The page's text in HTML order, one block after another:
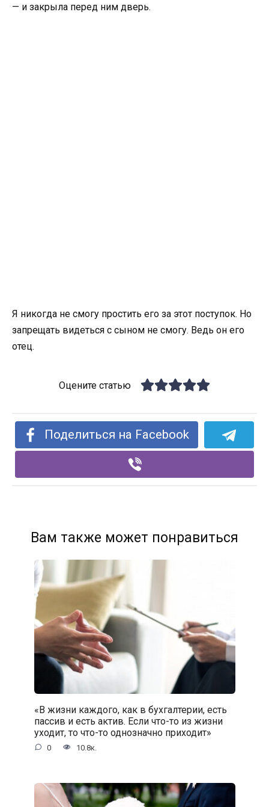
— и закрыла перед ним дверь.
Я никогда не смогу простить его за этот поступок. Но
запрещать видеться с сыном не смогу. Ведь он его
отец.
Оцените статью
Поделиться на Facebook
Вам также может понравиться
«В жизни каждого, как в бухгалтерии, есть
пассив и есть актив. Если что-то из жизни
уходит, то что-то однозначно приходит»
0 10.8к.